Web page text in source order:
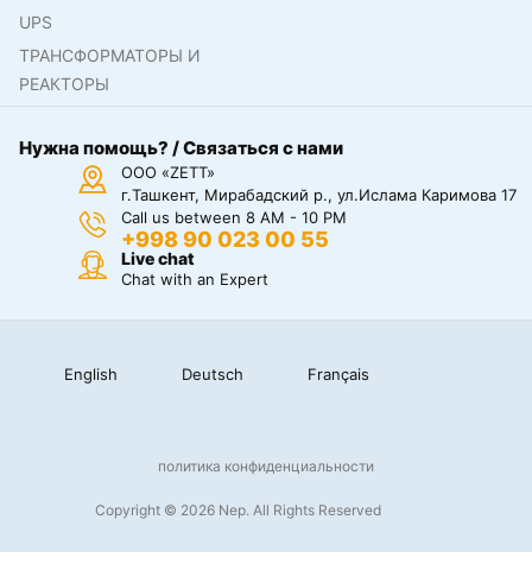
UPS
ТРАНСФОРМАТОРЫ И
РЕАКТОРЫ
Нужна помощь? / Связаться с нами
ООО «ZETT»
г.Ташкент, Мирабадский р., ул.Ислама Каримова 17
Call us between 8 AM - 10 PM
+998 90 023 00 55
Live chat
Chat with an Expert
English Deutsch Français
Copyright © 2026 Nep. All Rights Reserved
политика конфиденциальности